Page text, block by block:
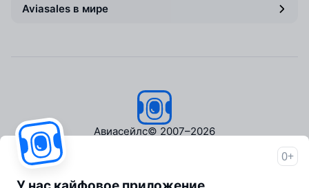
Aviasales в мире
Авиасейлс© 2007–2026
Пресс‑центр
0+